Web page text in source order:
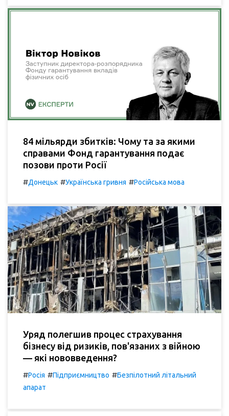
84 мільярди збитків: Чому та за якими
справами Фонд гарантування подає
позови проти Росії
#Донецьк #Українська гривня #Російська мова
Уряд полегшив процес страхування
бізнесу від ризиків, пов'язаних з війною
— які нововведення?
#Росія #Підприємництво #Безпілотний літальний
апарат